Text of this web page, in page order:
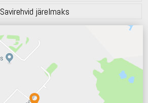
Savirehvid järelmaks